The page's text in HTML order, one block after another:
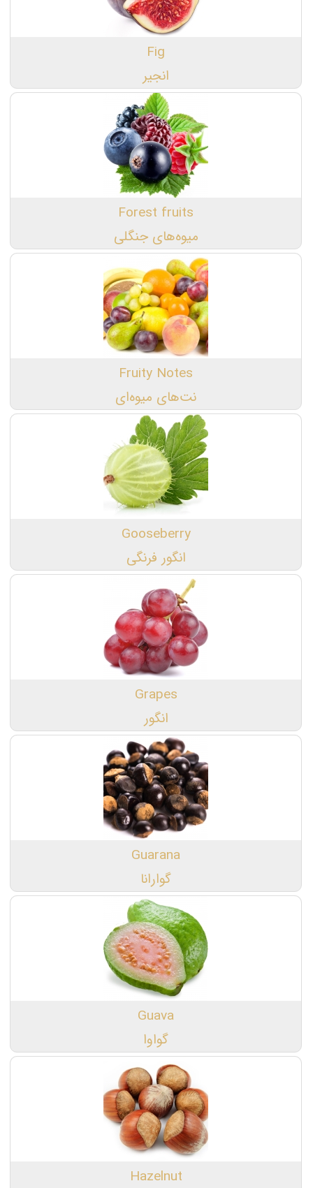
Fig
انجیر
Forest fruits
میوه‌های جنگلی
Fruity Notes
نت‌های میوه‌ای
Gooseberry
انگور فرنگی
Grapes
انگور
Guarana
گوارانا
Guava
گواوا
Hazelnut